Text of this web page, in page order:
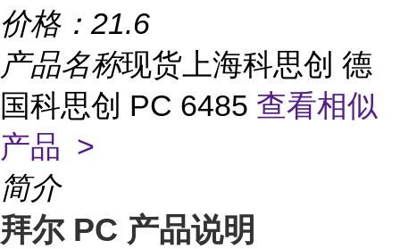
价格： 21.6
产品名称现货上海科思创 德
国科思创 PC 6485 查看相似
产品 >
简介
拜尔 PC 产品说明